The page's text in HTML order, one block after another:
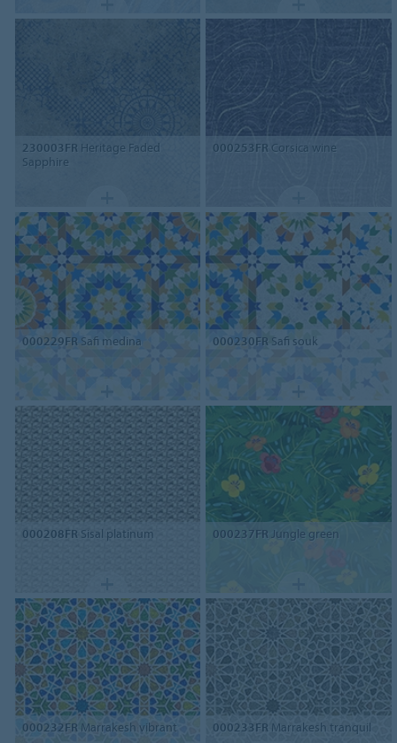
230003FR Heritage Faded
Sapphire
000253FR Corsica wine
000229FR Safi medina 000230FR Safi souk
000208FR Sisal platinum 000237FR Jungle green
000232FR Marrakesh vibrant 000233FR Marrakesh tranquil